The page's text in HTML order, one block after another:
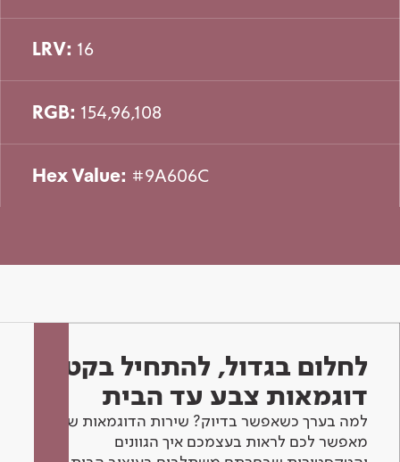
LRV: 16
RGB: 154,96,108
Hex Value: #9A606C
לחלום בגדול, להתחיל בקטן -
דוגמאות צבע עד הבית
למה בערך כשאפשר בדיוק? שירות הדוגמאות שלנו
מאפשר לכם לראות בעצמכם איך הגוונים